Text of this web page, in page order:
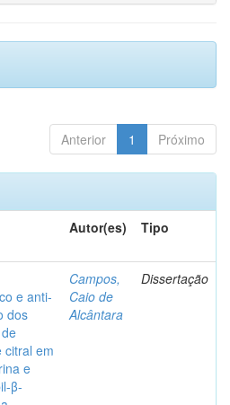
Anterior 1 Próximo
Autor(es) Tipo
e anti-
dos
citral em
e
β-
Campos,
Caio de
Alcântara
Dissertação